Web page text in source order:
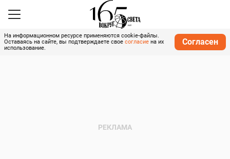
На информационном ресурсе применяются cookie-файлы.
Оставаясь на сайте, вы подтверждаете свое согласие на их
использование.
Согласен